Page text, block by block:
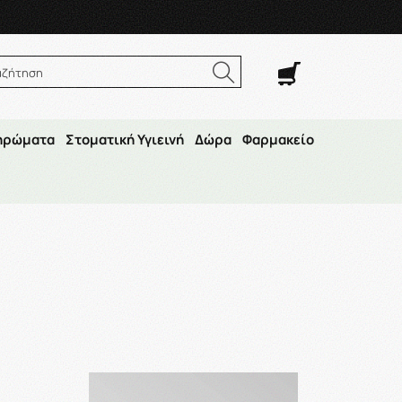
Σαβ. 8:00π.μ.–14:30μ.μ
Στοματική Υγιεινή Δώρα Φαρμακείο